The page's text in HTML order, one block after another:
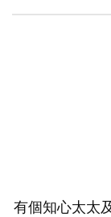
有個知心太太